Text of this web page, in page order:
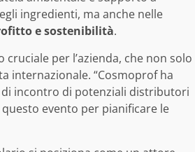
ingredienti, ma anche nelle
e sostenibilità.
per l’azienda, che non solo
internazionale. “Cosmoprof ha
incontro di potenziali distributori
evento per pianificare le